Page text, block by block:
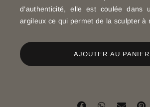
d’authenticité, elle est coulée dans
argileux ce qui permet de la sculpter à
AJOUTER AU PANIER